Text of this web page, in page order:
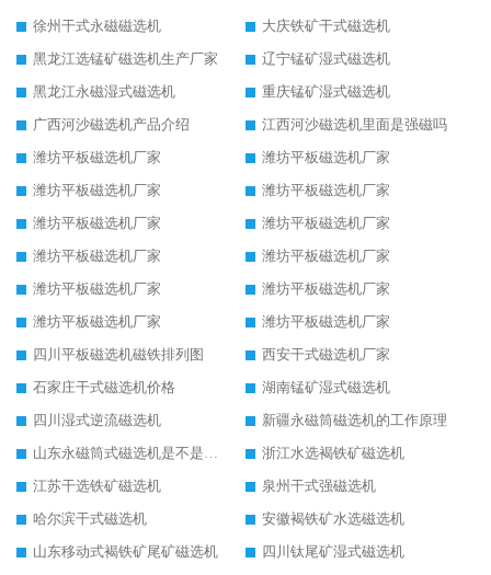
徐州干式永磁磁选机
大庆铁矿干式磁选机
黑龙江选锰矿磁选机生产厂家
辽宁锰矿湿式磁选机
黑龙江永磁湿式磁选机
重庆锰矿湿式磁选机
广西河沙磁选机产品介绍
江西河沙磁选机里面是强磁吗
潍坊平板磁选机厂家
潍坊平板磁选机厂家
潍坊平板磁选机厂家
潍坊平板磁选机厂家
潍坊平板磁选机厂家
潍坊平板磁选机厂家
潍坊平板磁选机厂家
潍坊平板磁选机厂家
潍坊平板磁选机厂家
潍坊平板磁选机厂家
潍坊平板磁选机厂家
潍坊平板磁选机厂家
四川平板磁选机磁铁排列图
西安干式磁选机厂家
石家庄干式磁选机价格
湖南锰矿湿式磁选机
四川湿式逆流磁选机
新疆永磁筒磁选机的工作原理
山东永磁筒式磁选机是不是强磁
浙江水选褐铁矿磁选机
江苏干选铁矿磁选机
泉州干式强磁选机
哈尔滨干式磁选机
安徽褐铁矿水选磁选机
山东移动式褐铁矿尾矿磁选机
四川钛尾矿湿式磁选机